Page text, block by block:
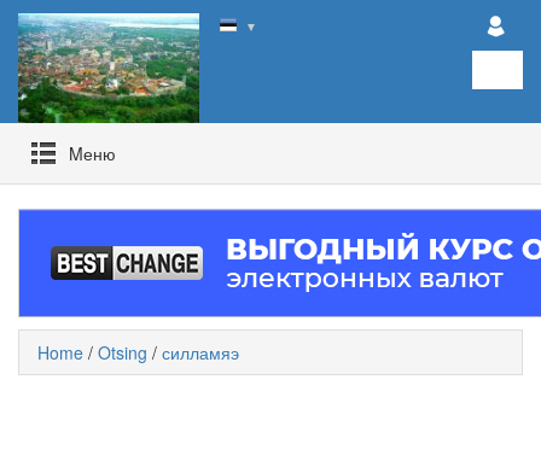
▼
Mеню
Home / Otsing / силламяэ